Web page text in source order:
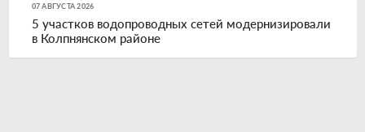
07 АВГУСТА 2026
5 участков водопроводных сетей модернизировали
в Колпнянском районе